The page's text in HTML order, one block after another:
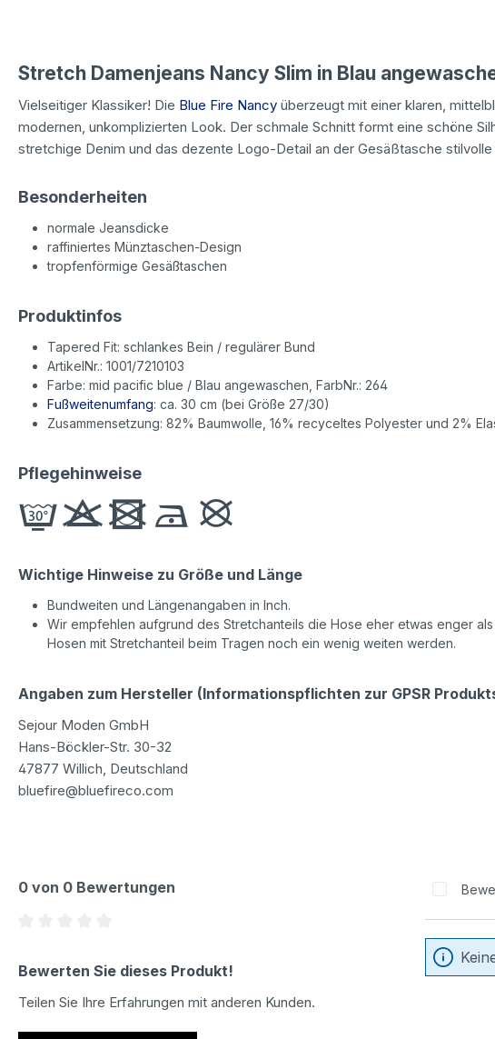
Stretch Damenjeans Nancy Slim in Blau
Vielseitiger Klassiker! Die Blue Fire Nancy überzeugt mit einer klaren,
modernen, unkomplizierten Look. Der schmale Schnitt formt eine schöne
stretchige Denim und das dezente Logo-Detail an der Gesäßtasche
Besonderheiten
normale Jeansdicke
raffiniertes Münztaschen-Design
tropfenförmige Gesäßtaschen
Produktinfos
Tapered Fit: schlankes Bein / regulärer Bund
ArtikelNr.: 1001/7210103
Farbe: mid pacific blue / Blau angewaschen, FarbNr.: 264
Fußweitenumfang: ca. 30 cm (bei Größe 27/30)
Zusammensetzung: 82% Baumwolle, 16% recyceltes Polyester und 2%
Pflegehinweise
Wichtige Hinweise zu Größe und Länge
Bundweiten und Längenangaben in Inch.
Wir empfehlen aufgrund des Stretchanteils die Hose eher etwas enger
Hosen mit Stretchanteil beim Tragen noch ein wenig weiten werden.
Angaben zum Hersteller (Informationspflichten zur GPSR
Sejour Moden GmbH
Hans-Böckler-Str. 30-32
47877 Willich, Deutschland
bluefire@bluefireco.com
0 von 0 Bewertungen
Bewerten Sie dieses Produkt!
Teilen Sie Ihre Erfahrungen mit anderen Kunden.